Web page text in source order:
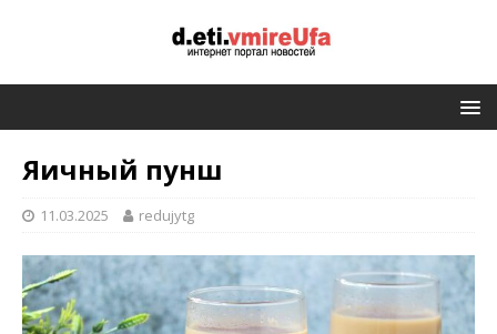
Яичный пунш
11.03.2025 redujytg